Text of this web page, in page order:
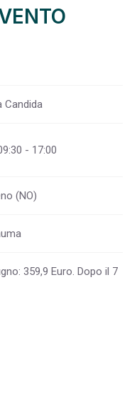
Candida
- 17:00
(NO)
359,9 Euro. Dopo il 7